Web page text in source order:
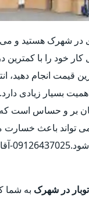
در شهرک هستید و
خود را با کمترین
قیمت انجام دهید،
بسیار زیادی
بر و حساس است که
تواند باعث خسارت
و استرس
در شهرک به شما